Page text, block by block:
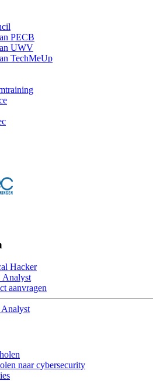
PECB
UWV
TechMeUp
Hacker
Analyst
aanvragen
Analyst
naar cybersecurity